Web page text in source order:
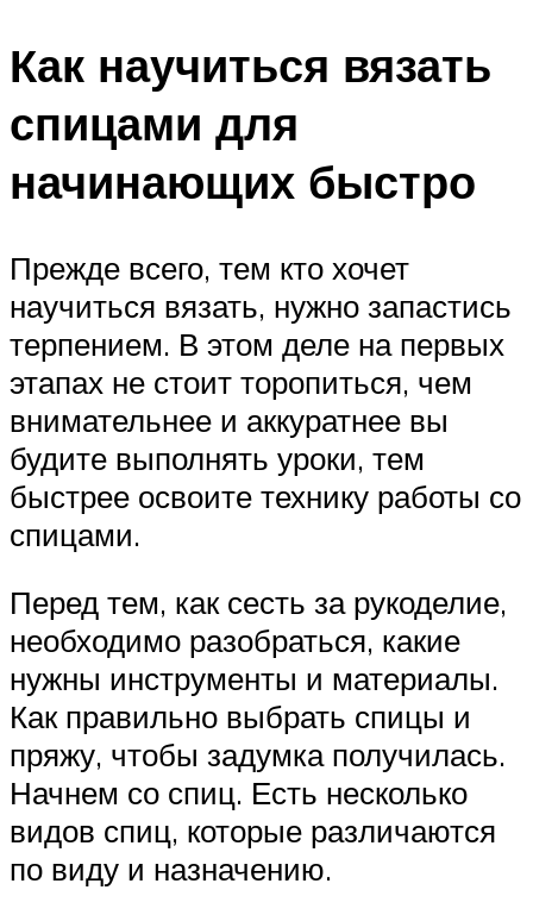
Как научиться вязать
спицами для
начинающих быстро
Прежде всего, тем кто хочет
научиться вязать, нужно запастись
терпением. В этом деле на первых
этапах не стоит торопиться, чем
внимательнее и аккуратнее вы
будите выполнять уроки, тем
быстрее освоите технику работы со
спицами.
Перед тем, как сесть за рукоделие,
необходимо разобраться, какие
нужны инструменты и материалы.
Как правильно выбрать спицы и
пряжу, чтобы задумка получилась.
Начнем со спиц. Есть несколько
видов спиц, которые различаются
по виду и назначению.